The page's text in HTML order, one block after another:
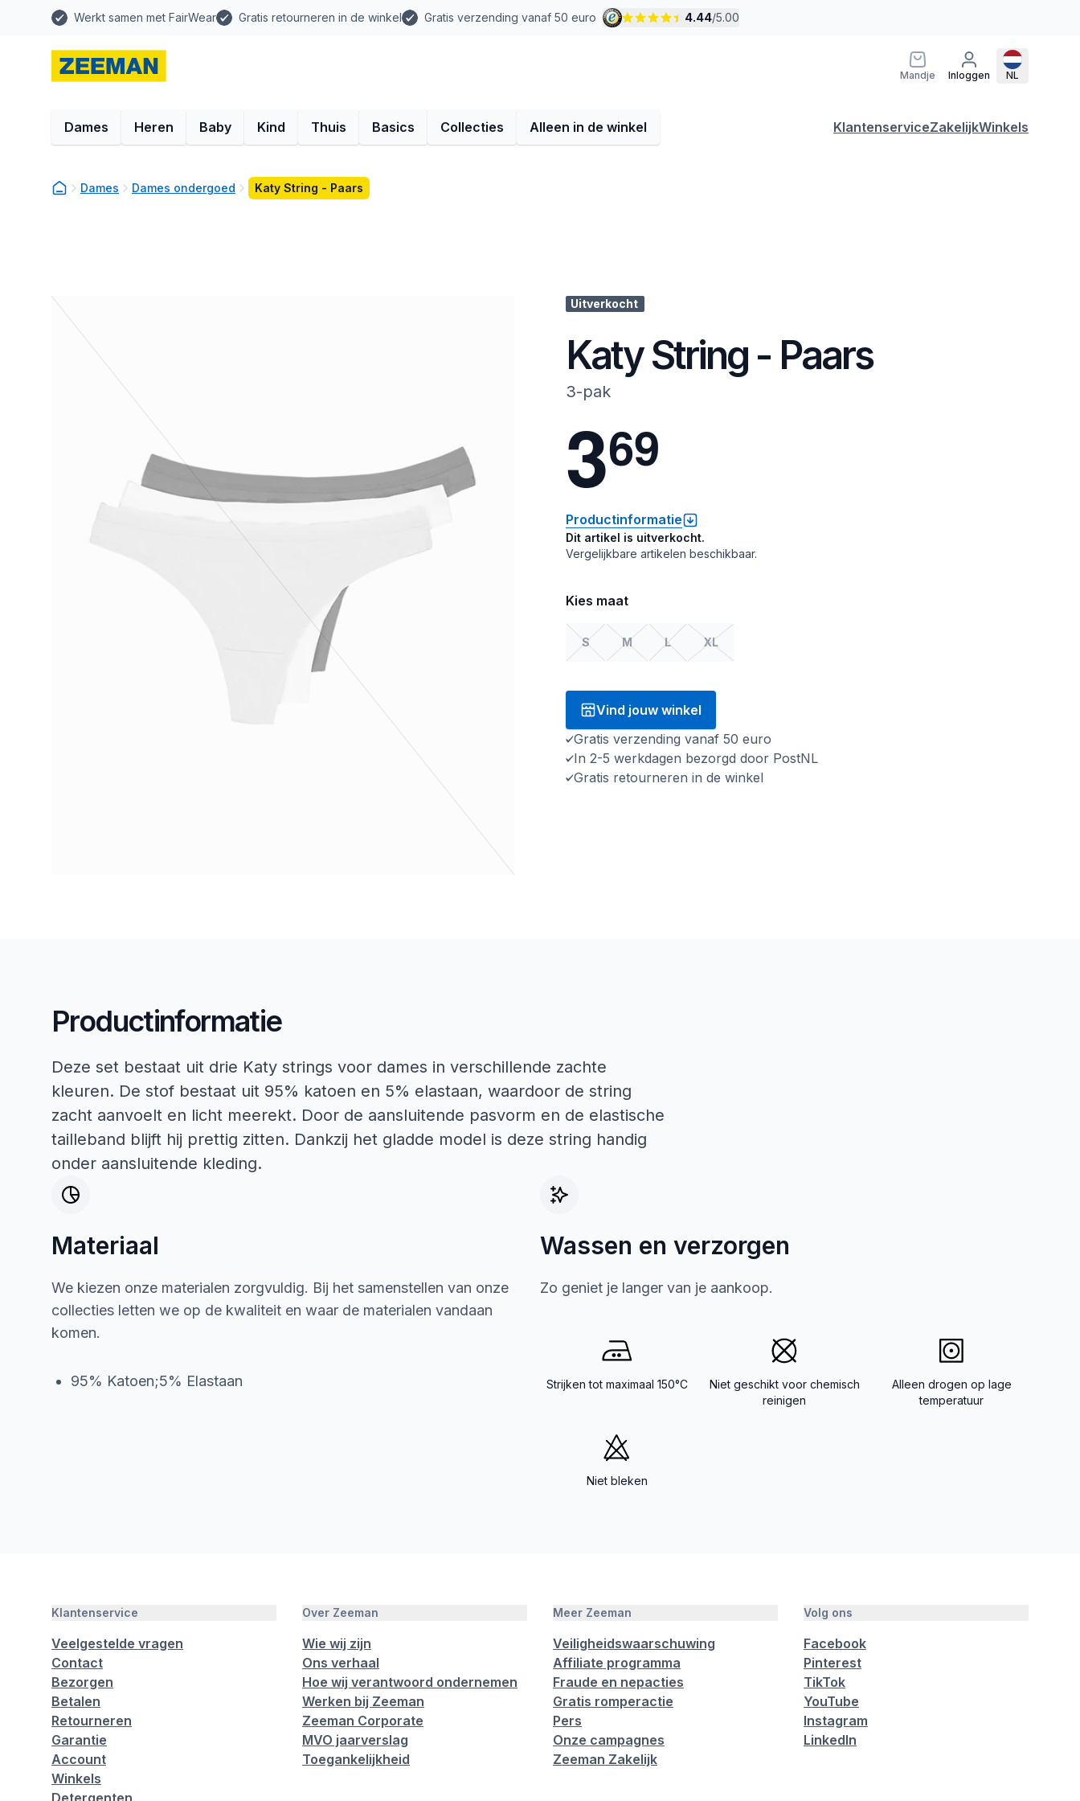
Werkt samen met FairWear Gratis retourneren in de winkel Gratis verzending vanaf 50 euro 4.44/5.00
Mandje Inloggen NL
Dames Heren Baby Kind Thuis Basics Collecties Alleen in de winkel KlantenserviceZakelijkWinkels
Dames Dames ondergoed Katy String - Paars
Uitverkocht
Katy String - Paars
3-pak
369
Productinformatie
Dit artikel is uitverkocht.
Vergelijkbare artikelen beschikbaar.
Kies maat
S M L XL
Vind jouw winkel
Gratis verzending vanaf 50 euro
In 2-5 werkdagen bezorgd door PostNL
Gratis retourneren in de winkel
Productinformatie
Deze set bestaat uit drie Katy strings voor dames in verschillende zachte
kleuren. De stof bestaat uit 95% katoen en 5% elastaan, waardoor de string
zacht aanvoelt en licht meerekt. Door de aansluitende pasvorm en de elastische
tailleband blijft hij prettig zitten. Dankzij het gladde model is deze string handig
onder aansluitende kleding.
Materiaal
We kiezen onze materialen zorgvuldig. Bij het samenstellen van onze
collecties letten we op de kwaliteit en waar de materialen vandaan
komen.
95% Katoen;5% Elastaan
Wassen en verzorgen
Zo geniet je langer van je aankoop.
Strijken tot maximaal 150°C
Niet geschikt voor chemisch
reinigen
Alleen drogen op lage
temperatuur
Niet bleken
Klantenservice
Veelgestelde vragen
Contact
Bezorgen
Betalen
Retourneren
Garantie
Account
Winkels
Detergenten
Over Zeeman
Wie wij zijn
Ons verhaal
Hoe wij verantwoord ondernemen
Werken bij Zeeman
Zeeman Corporate
MVO jaarverslag
Toegankelijkheid
Meer Zeeman
Veiligheidswaarschuwing
Affiliate programma
Fraude en nepacties
Gratis romperactie
Pers
Onze campagnes
Zeeman Zakelijk
Volg ons
Facebook
Pinterest
TikTok
YouTube
Instagram
LinkedIn